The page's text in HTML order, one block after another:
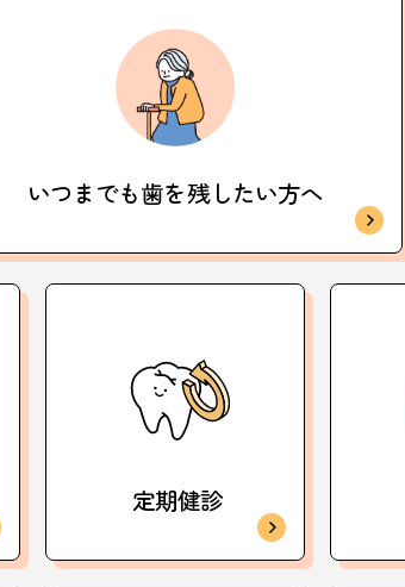
いつまでも歯を残したい方へ
定期健診